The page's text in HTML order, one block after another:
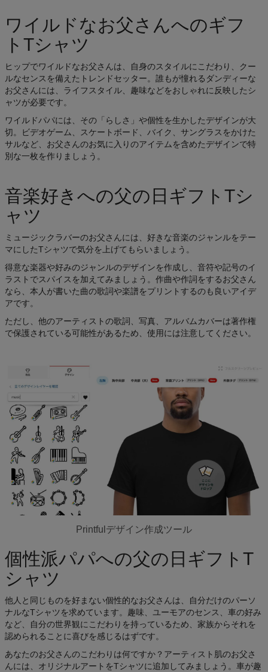
ワイルドなお父さんへのギフ
トTシャツ
ヒップでワイルドなお父さんは、自身のスタイルにこだわり、クー
ルなセンスを備えたトレンドセッター。誰もが憧れるダンディーな
お父さんには、ライフスタイル、趣味などをおしゃれに反映したシ
ャツが必要です。
ワイルドパパには、その「らしさ」や個性を生かしたデザインが大
切。ビデオゲーム、スケートボード、バイク、サングラスをかけた
サルなど、お父さんのお気に入りのアイテムを含めたデザインで特
別な一枚を作りましょう。
音楽好きへの父の日ギフトTシ
ャツ
ミュージックラバーのお父さんには、好きな音楽のジャンルをテー
マにしたTシャツで気分を上げてもらいましょう。
得意な楽器や好みのジャンルのデザインを作成し、音符や記号のイ
ラストでスパイスを加えてみましょう。作曲や作詞をするお父さん
なら、本人が書いた曲の歌詞や楽譜をプリントするのも良いアイデ
アです。
ただし、他のアーティストの歌詞、写真、アルバムカバーは著作権
で保護されている可能性があるため、使用には注意してください。
Printfulデザイン作成ツール
個性派パパへの父の日ギフトT
シャツ
他人と同じものを好まない個性的なお父さんは、自分だけのパーソ
ナルなTシャツを求めています。趣味、ユーモアのセンス、車の好み
など、自分の世界観にこだわりを持っているため、家族からそれを
認められることに喜びを感じるはずです。
あなたのお父さんのこだわりは何ですか？アーティスト肌のお父さ
んには、オリジナルアートをTシャツに追加してみましょう。車が趣